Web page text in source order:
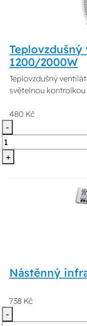
Teplovzdušný
1200/2000W
Teplovzdušný
světelnou
480 Kč
-
+
Nástěnný
738 Kč
-